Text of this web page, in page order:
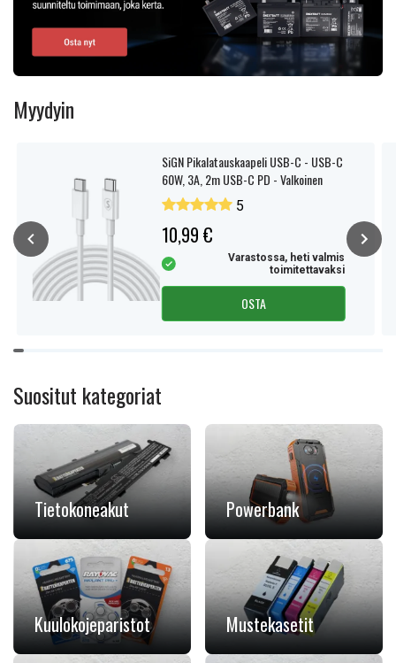
Myydyin
SiGN Pikalatauskaapeli USB-C - USB-C
60W, 3A, 2m USB-C PD - Valkoinen
5
10,99 €
Varastossa, heti valmis
toimitettavaksi
OSTA
of
11
Suositut kategoriat
Tietokoneakut Powerbank
Kuulokojeparistot Mustekasetit